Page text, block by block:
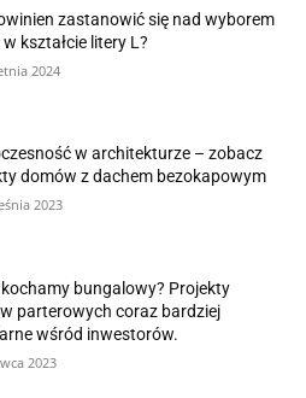
zastanowić się nad wyborem
kształcie litery L?
2024
w architekturze – zobacz
domów z dachem bezokapowym
2023
bungalowy? Projekty
parterowych coraz bardziej
wśród inwestorów.
2023